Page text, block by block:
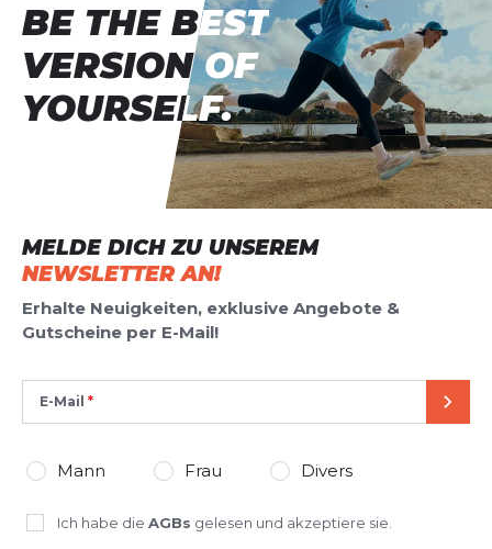
MELDE DICH ZU UNSEREM
NEWSLETTER AN!
Erhalte Neuigkeiten, exklusive Angebote &
Gutscheine per E-Mail!
E-Mail
Mann Frau Divers
Ich habe die AGBs gelesen und akzeptiere sie.
BE THE BEST
VERSION OF
YOURSELF.
BE THE BEST
VERSION OF
YOURSELF.